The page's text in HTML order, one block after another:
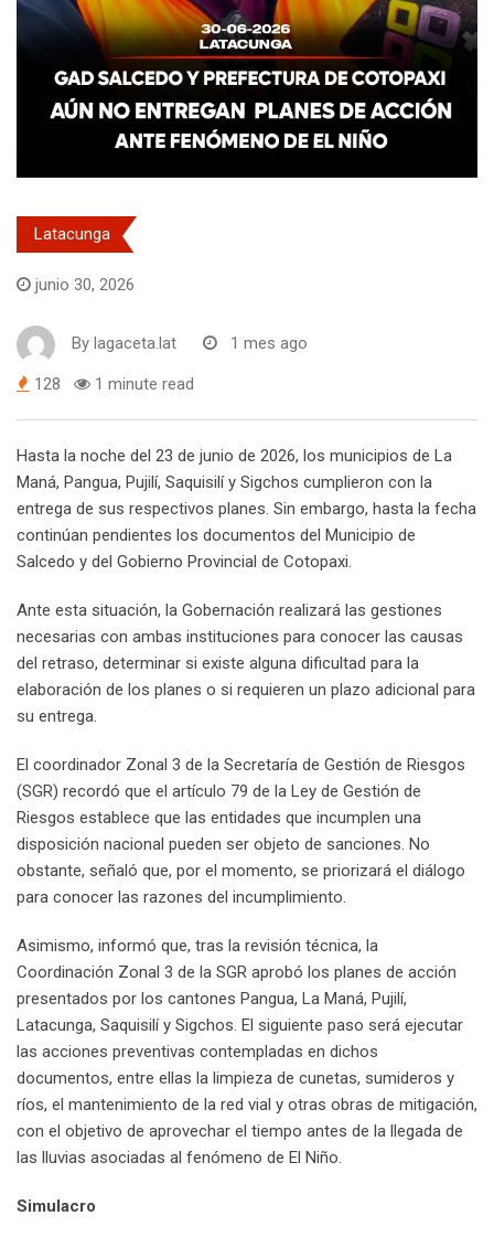
Latacunga
junio 30, 2026
By lagaceta.lat 1 mes ago
128 1 minute read
Hasta la noche del 23 de junio de 2026, los municipios de La
Maná, Pangua, Pujilí, Saquisilí y Sigchos cumplieron con la
entrega de sus respectivos planes. Sin embargo, hasta la fecha
continúan pendientes los documentos del Municipio de
Salcedo y del Gobierno Provincial de Cotopaxi.
Ante esta situación, la Gobernación realizará las gestiones
necesarias con ambas instituciones para conocer las causas
del retraso, determinar si existe alguna dificultad para la
elaboración de los planes o si requieren un plazo adicional para
su entrega.
El coordinador Zonal 3 de la Secretaría de Gestión de Riesgos
(SGR) recordó que el artículo 79 de la Ley de Gestión de
Riesgos establece que las entidades que incumplen una
disposición nacional pueden ser objeto de sanciones. No
obstante, señaló que, por el momento, se priorizará el diálogo
para conocer las razones del incumplimiento.
Asimismo, informó que, tras la revisión técnica, la
Coordinación Zonal 3 de la SGR aprobó los planes de acción
presentados por los cantones Pangua, La Maná, Pujilí,
Latacunga, Saquisilí y Sigchos. El siguiente paso será ejecutar
las acciones preventivas contempladas en dichos
documentos, entre ellas la limpieza de cunetas, sumideros y
ríos, el mantenimiento de la red vial y otras obras de mitigación,
con el objetivo de aprovechar el tiempo antes de la llegada de
las lluvias asociadas al fenómeno de El Niño.
Simulacro